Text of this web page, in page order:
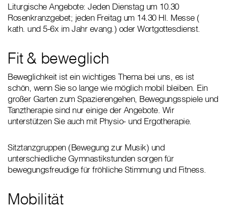
Liturgische Angebote: Jeden Dienstag um 10.30
Rosenkranzgebet; jeden Freitag um 14.30 Hl. Messe (
kath. und 5-6x im Jahr evang.) oder Wortgottesdienst.
Fit & beweglich
Beweglichkeit ist ein wichtiges Thema bei uns, es ist
schön, wenn Sie so lange wie möglich mobil bleiben. Ein
großer Garten zum Spazierengehen, Bewegungsspiele und
Tanztherapie sind nur einige der Angebote. Wir
unterstützen Sie auch mit Physio- und Ergotherapie.
Sitztanzgruppen (Bewegung zur Musik) und
unterschiedliche Gymnastikstunden sorgen für
bewegungsfreudige für fröhliche Stimmung und Fitness.
Mobilität